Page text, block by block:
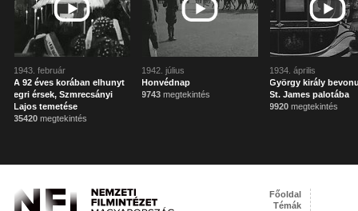
1943. február
A 92 éves korában elhunyt
egri érsek, Szmrecsányi
Lajos temetése
35420 megtekintés
1942. július
Honvédnap
9743 megtekintés
1934. április
György király
St. James palotába
9920 megtekintés
Főoldal
Témák